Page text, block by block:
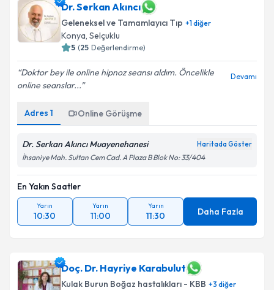
Dr. Serkan Akıncı
Geleneksel ve Tamamlayıcı Tıp +1diğer
Konya, Selçuklu
5 (25 Değerlendirme)
Doktor bey ile online hipnoz seansı aldım. Öncelikle
online seanslar...
Devamı
Adres 1 Online Görüşme
Dr. Serkan Akıncı Muayenehanesi Haritada Göster
İhsaniye Mah. Sultan Cem Cad. A Plaza B Blok No: 33/404
En Yakın Saatler
Yarın
10:30
Yarın
11:00
Yarın
11:30 Daha Fazla
Doç. Dr. Hayriye Karabulut
Kulak Burun Boğaz hastalıkları - KBB +3 diğer